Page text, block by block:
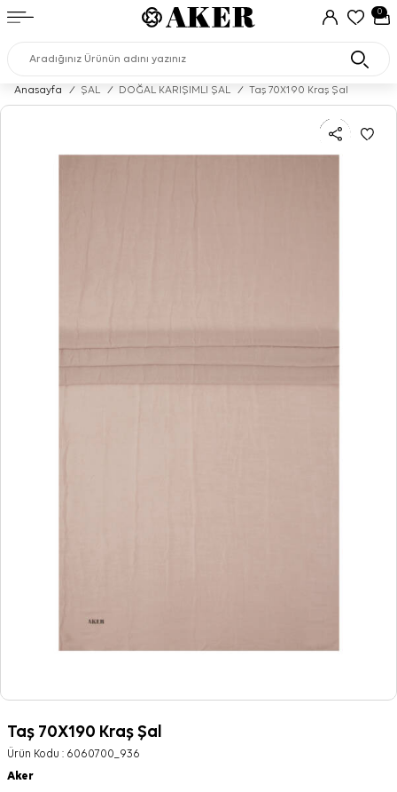
0
Anasayfa / ŞAL / DOĞAL KARIŞIMLI ŞAL / Taş 70X190 Kraş Şal
Taş 70X190 Kraş Şal
Ürün Kodu : 6060700_936
Aker